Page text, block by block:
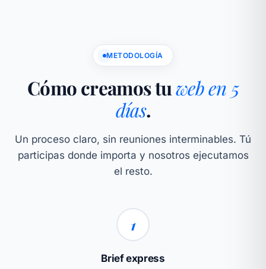
METODOLOGÍA
Cómo creamos tuweb en 5
días.
Un proceso claro, sin reuniones interminables. Tú
participas donde importa y nosotros ejecutamos
el resto.
1
Brief express